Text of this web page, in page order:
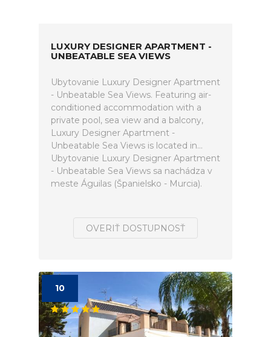
LUXURY DESIGNER APARTMENT -
UNBEATABLE SEA VIEWS
Ubytovanie Luxury Designer Apartment
- Unbeatable Sea Views. Featuring air-
conditioned accommodation with a
private pool, sea view and a balcony,
Luxury Designer Apartment -
Unbeatable Sea Views is located in...
Ubytovanie Luxury Designer Apartment
- Unbeatable Sea Views sa nachádza v
meste Águilas (Španielsko - Murcia).
OVERIŤ DOSTUPNOSŤ
10